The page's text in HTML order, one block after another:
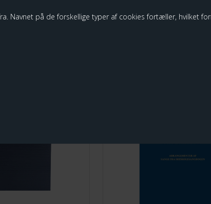
Navnet på de forskellige typer af cookies fortæller, hvilket